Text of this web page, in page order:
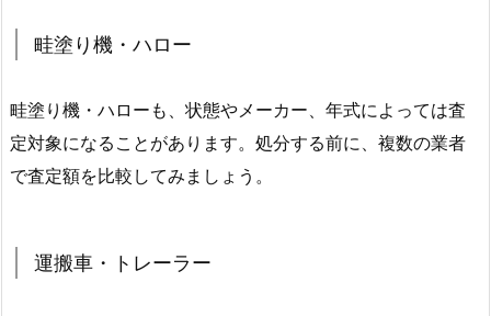
畦塗り機・ハロー
畦塗り機・ハローも、状態やメーカー、年式によっては査
定対象になることがあります。処分する前に、複数の業者
で査定額を比較してみましょう。
運搬車・トレーラー